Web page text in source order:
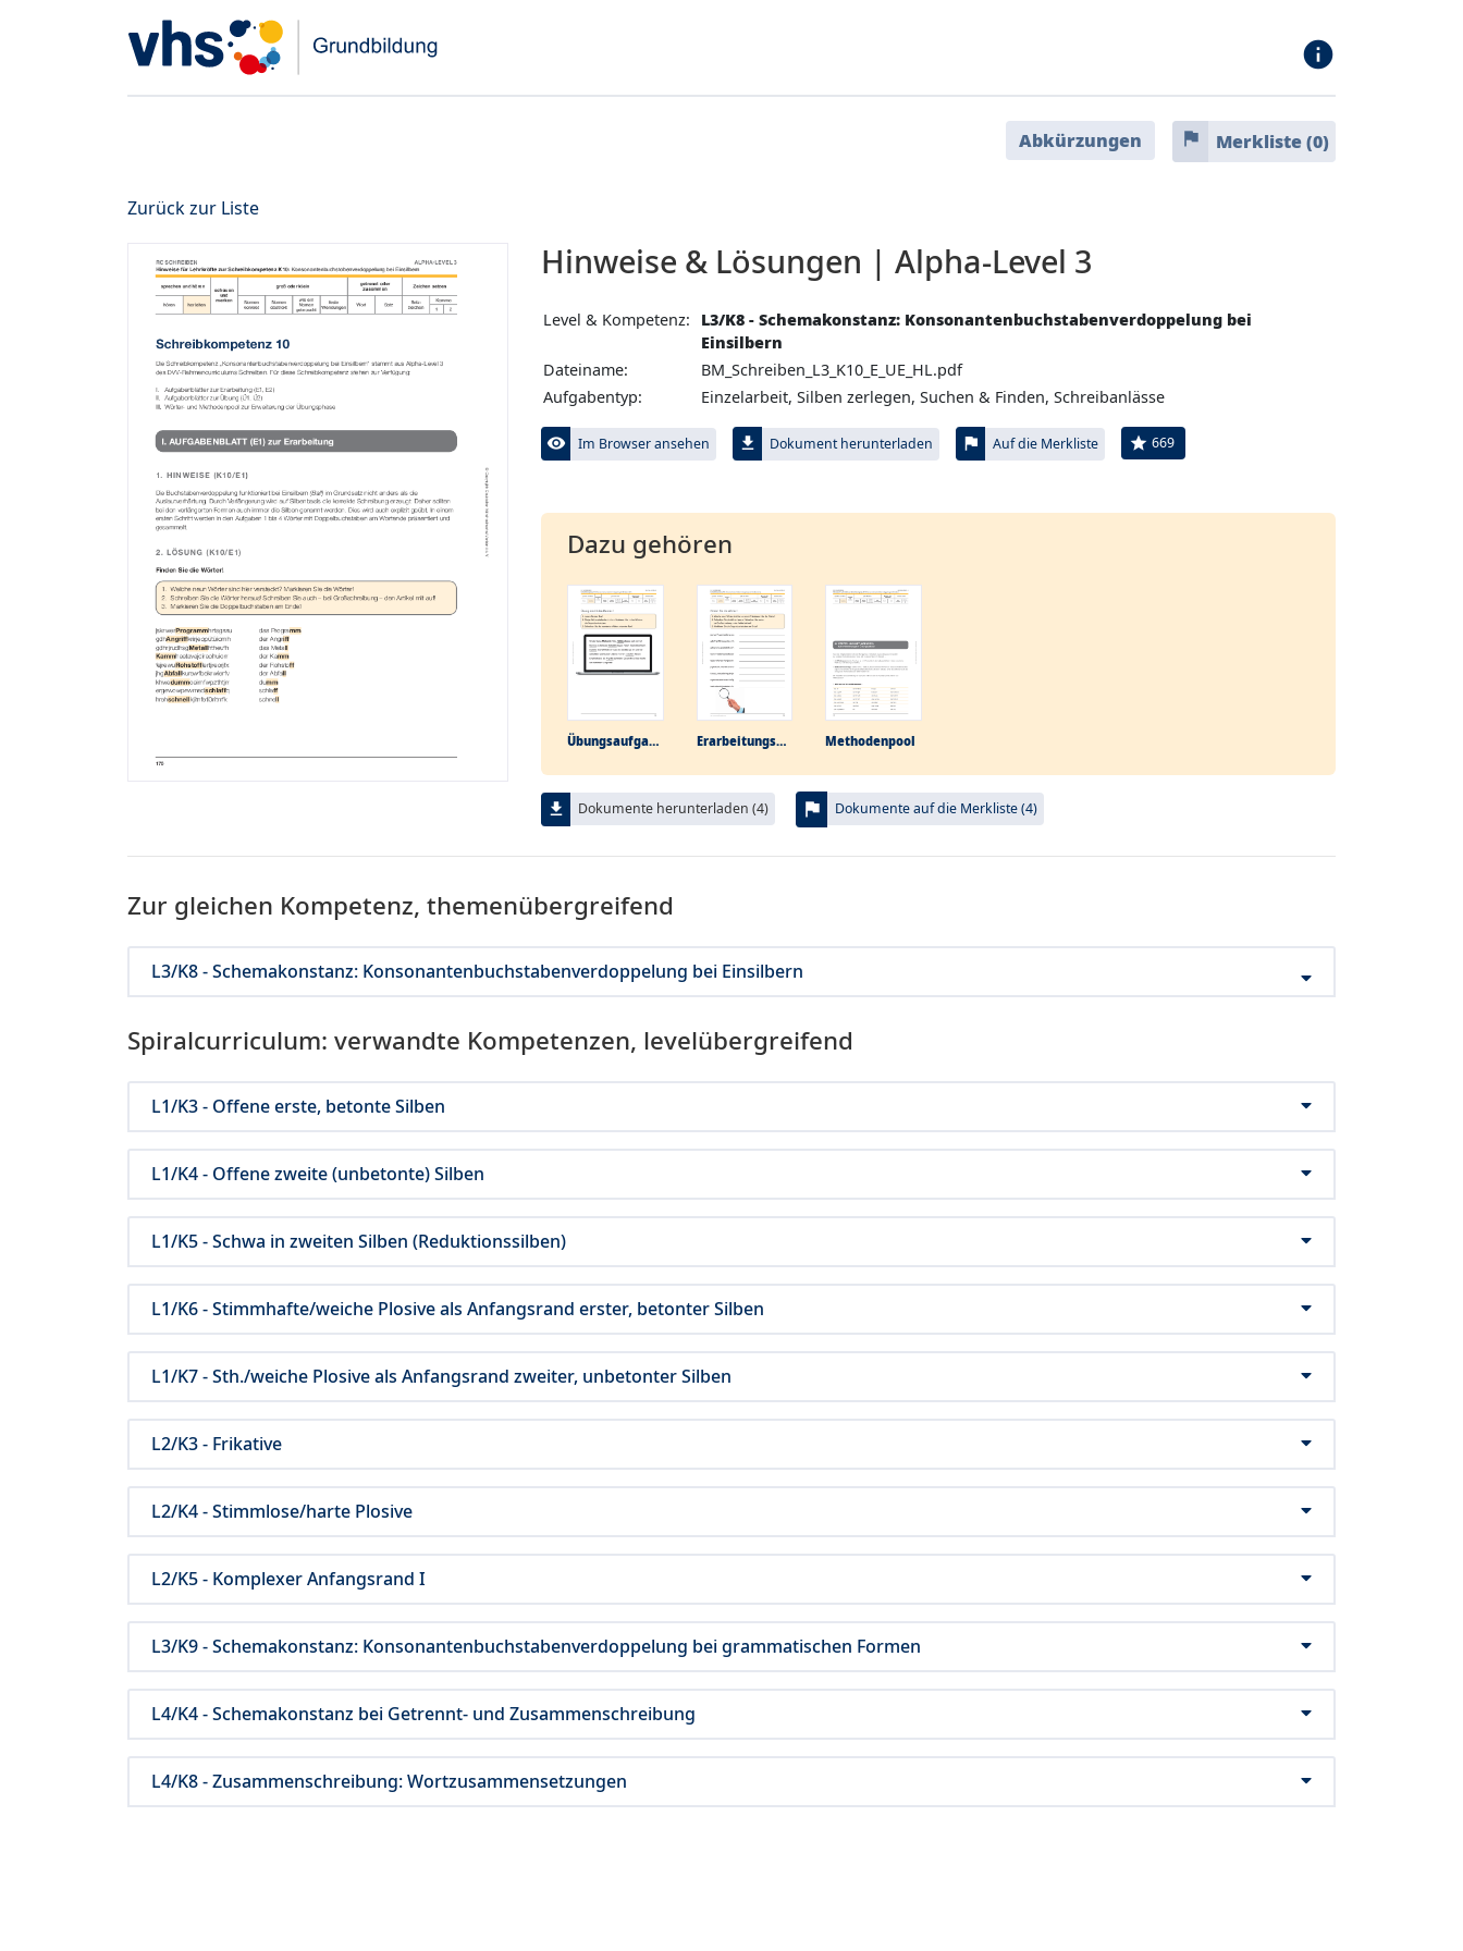
info
Abkürzungen flag Merkliste (0)
Zurück zur Liste
Hinweise & Lösungen | Alpha-Level 3
Level & Kompetenz:
L3/K8 - Schemakonstanz: Konsonantenbuchstabenverdoppelung bei
Einsilbern
Dateiname:
BM_Schreiben_L3_K10_E_UE_HL.pdf
Aufgabentyp:
Einzelarbeit, Silben zerlegen, Suchen & Finden, Schreibanlässe
visibility Im Browser ansehen file_download Dokument herunterladen flag Auf die Merkliste star 669
Dazu gehören
Übungs­aufgabe Erarbeitungs­aufgabe Methodenpool
file_download Dokumente herunterladen (4) flag Dokumente auf die Merkliste (4)
Zur gleichen Kompetenz, themenübergreifend
L3/K8 - Schemakonstanz: Konsonantenbuchstabenverdoppelung bei Einsilbern
Spiralcurriculum: verwandte Kompetenzen, levelübergreifend
L1/K3 - Offene erste, betonte Silben
L1/K4 - Offene zweite (unbetonte) Silben
L1/K5 - Schwa in zweiten Silben (Reduktionssilben)
L1/K6 - Stimmhafte/weiche Plosive als Anfangsrand erster, betonter Silben
L1/K7 - Sth./weiche Plosive als Anfangsrand zweiter, unbetonter Silben
L2/K3 - Frikative
L2/K4 - Stimmlose/harte Plosive
L2/K5 - Komplexer Anfangsrand I
L3/K9 - Schemakonstanz: Konsonantenbuchstabenverdoppelung bei grammatischen Formen
L4/K4 - Schemakonstanz bei Getrennt- und Zusammenschreibung
L4/K8 - Zusammenschreibung: Wortzusammensetzungen